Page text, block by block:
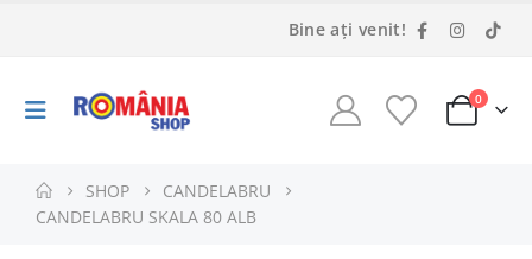
Bine ați venit!
0
SHOP
CANDELABRU
CANDELABRU SKALA 80 ALB